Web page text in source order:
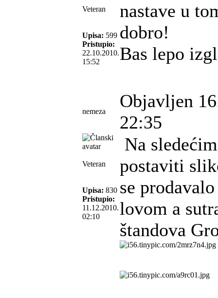
Veteran
Upisa: 599
Pristupio:
22.10.2010.
15:52
nastave u
dobro!
Bas lepo
nemeza
Objavljen
22:35
Veteran
Upisa: 830
Pristupio:
11.12.2010.
02:10
Na
postaviti
se
lovom a
štandova